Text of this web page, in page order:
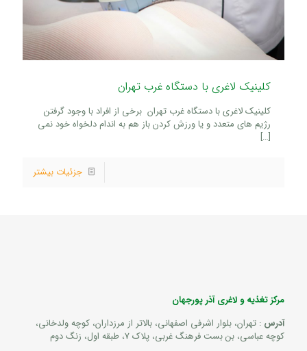
کلینیک لاغری با دستگاه غرب تهران
کلینیک لاغری با دستگاه غرب تهران برخی از افراد با وجود گرفتن
رژیم های متعدد و یا ورزش کردن باز هم به اندام دلخواه خود نمی
[…]
جزئیات بیشتر
مرکز تغذیه و لاغری آذر پورجهان
آدرس : تهران، بلوار اشرفی اصفهانی، بالاتر از مرزداران، کوچه ولدخانی،
کوچه عباسی، بن بست فرهنگ غربی، پلاک 7، طبقه اول، زنگ دوم